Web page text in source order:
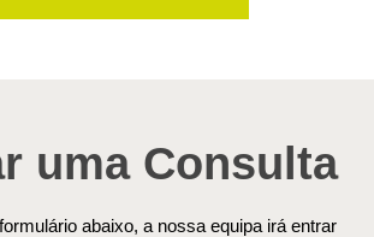
uma Consulta
abaixo, a nossa equipa irá entrar